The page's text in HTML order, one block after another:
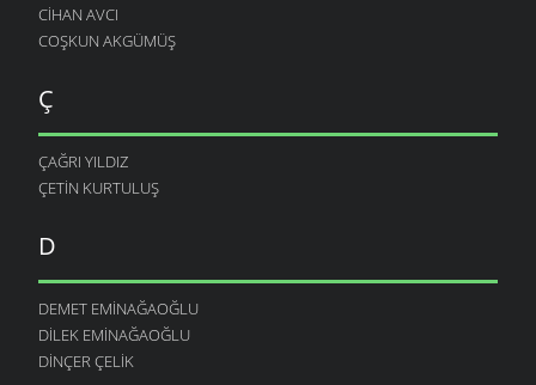
CIHAN AVCI
COŞKUN AKGÜMÜŞ
Ç
ÇAĞRI YILDIZ
ÇETIN KURTULUŞ
D
DEMET EMINAĞAOĞLU
DILEK EMINAĞAOĞLU
DINÇER ÇELIK